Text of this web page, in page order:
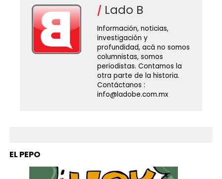
Lado B
Información, noticias,
investigación y
profundidad, acá no somos
columnistas, somos
periodistas. Contamos la
otra parte de la historia.
Contáctanos :
info@ladobe.com.mx
EL PEPO